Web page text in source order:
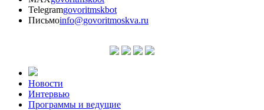
Telegramgovoritmskbot
Письмоinfo@govoritmoskva.ru
Новости
Интервью
Программы и ведущие